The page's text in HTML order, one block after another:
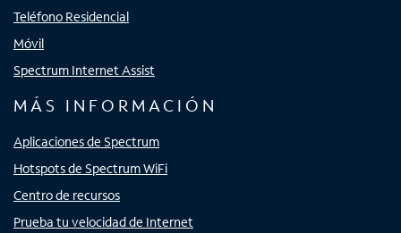
Teléfono Residencial
Móvil
Spectrum Internet Assist
MÁS INFORMACIÓN
Aplicaciones de Spectrum
Hotspots de Spectrum WiFi
Centro de recursos
Prueba tu velocidad de Internet